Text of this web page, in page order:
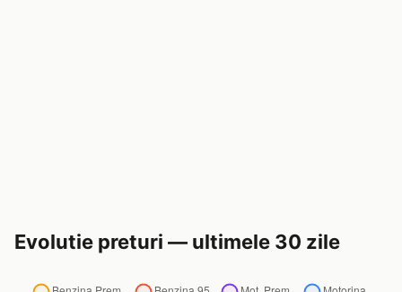
Evolutie preturi — ultimele 30 zile